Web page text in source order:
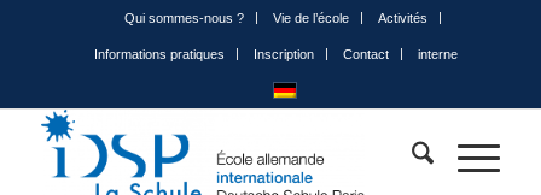
Qui sommes-nous ? Vie de l’école Activités
Informations pratiques Inscription Contact interne